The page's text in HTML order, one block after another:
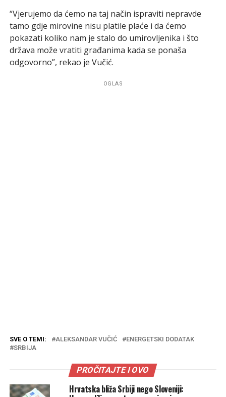
“Vjerujemo da ćemo na taj način ispraviti nepravde
tamo gdje mirovine nisu platile plaće i da ćemo
pokazati koliko nam je stalo do umirovljenika i što
država može vratiti građanima kada se ponaša
odgovorno”, rekao je Vučić.
OGLAS
SVE O TEMI: ALEKSANDAR VUČIĆ
ENERGETSKI DODATAK
SRBIJA
PROČITAJTE I OVO
Hrvatska bliža Srbiji nego Sloveniji: